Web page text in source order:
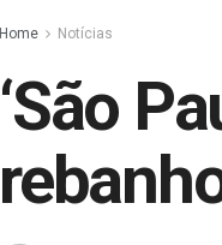
Home Notícias
‘São